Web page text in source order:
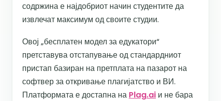
содржина е најдобриот начин студентите да
извлечат максимум од своите студии.
Овој „бесплатен модел за едукатори“
претставува отстапување од стандардниот
пристап базиран на претплата на пазарот на
софтвер за откривање плагијатство и ВИ.
Платформата е достапна на Plag.ai и не бара